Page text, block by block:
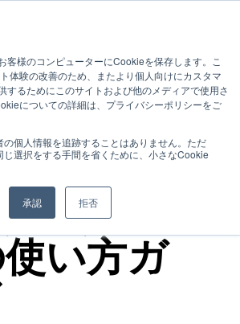
客様のコンピューターにCookieを保存します。こ
体験の改善のため、またより個人向けにカスタマ
するためにこのサイトおよび他のメディアで使用さ
についての詳細は、プライバシーポリシーをご
の個人情報を追跡することはありません。ただ
じ選択をする手間を省くために、小さなCookie
承認 拒否
ログを
きゃ
ログ機
い方ガ